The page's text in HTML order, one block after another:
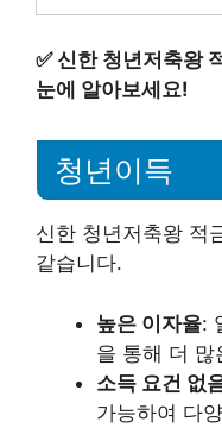
✅신한 청년저축왕
눈에 알아보세요!
청년이득
신한 청년저축왕 적
같습니다.
높은 이자율:
을 통해 더 많
소득 요건 없
가능하여 다